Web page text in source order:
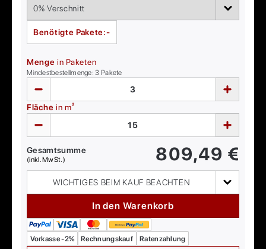
Benötigte Pakete:-
Menge in Paketen
Mindestbestellmenge:3 Pakete
Fläche in m²
Gesamtsumme
(inkl. MwSt.) 809,49 €
WICHTIGES BEIM KAUF BEACHTEN
In den Warenkorb
Vorkasse -2% Rechnungskauf Ratenzahlung